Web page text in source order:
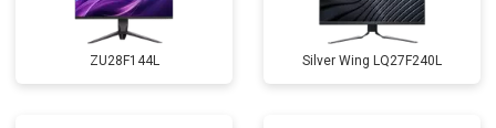
ZU28F144L Silver Wing LQ27F240L